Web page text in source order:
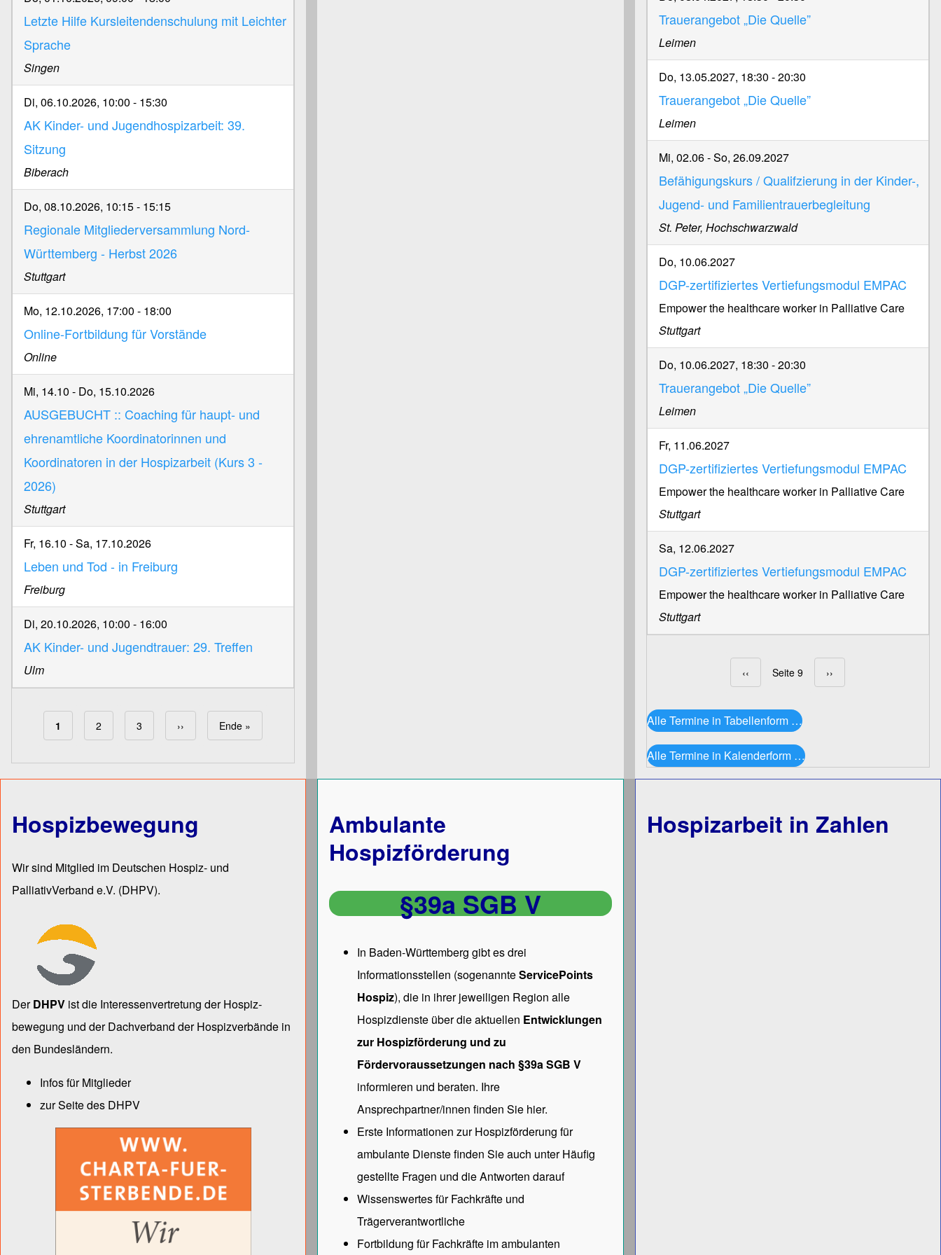
Letzte Hilfe Kursleitendenschulung mit Leichter
Sprache
Singen
Di, 06.10.2026, 10:00 - 15:30
AK Kinder- und Jugendhospizarbeit: 39.
Sitzung
Biberach
Do, 08.10.2026, 10:15- 15:15
Regionale Mitgliederversammlung Nord-
Württemberg - Herbst 2026
Stuttgart
Mo, 12.10.2026, 17:00 - 18:00
Online-Fortbildung für Vorstände
Online
Mi, 14.10 - Do, 15.10.2026
AUSGEBUCHT :: Coaching für haupt- und
ehrenamtliche Koordinatorinnen und
Koordinatoren in der Hospizarbeit (Kurs 3 -
2026)
Stuttgart
Fr, 16.10 -Sa, 17.10.2026
Leben und Tod - in Freiburg
Freiburg
Di, 20.10.2026, 10:00 - 16:00
AK Kinder- und Jugendtrauer: 29. Treffen
Ulm
Seitennummerierung
Aktuelle Seite
1 Page
2 Page
3 Nächste Seite
›› Letzte Seite
Ende »
Trauerangebot „Die Quelle”
Leimen
Do, 13.05.2027, 18:30 -20:30
Trauerangebot „Die Quelle”
Leimen
Mi, 02.06-So, 26.09.2027
Befähigungskurs / Qualifzierung in der Kinder-,
Jugend- und Familientrauerbegleitung
St. Peter, Hochschwarzwald
Do, 10.06.2027
DGP-zertifiziertes Vertiefungsmodul EMPAC
Empower the healthcare worker in Palliative Care
Stuttgart
Do, 10.06.2027, 18:30 -20:30
Trauerangebot „Die Quelle”
Leimen
Fr, 11.06.2027
DGP-zertifiziertes Vertiefungsmodul EMPAC
Empower the healthcare worker in Palliative Care
Stuttgart
Sa, 12.06.2027
DGP-zertifiziertes Vertiefungsmodul EMPAC
Empower the healthcare worker in Palliative Care
Stuttgart
Seitennummerierung
Vorherige Seite
‹‹ Seite 9 Nächste Seite
››
Alle Termine in Tabellenform …
Alle Termine in Kalenderform …
Hospizbewegung
Wir sind Mitglied im Deutschen Hospiz- und
PalliativVerband e.V. (DHPV).
DerDHPV ist die Inter­essen­ver­tre­tung der Hospiz­
bewegung und der Dach­verband der Hospiz­verbände in
den Bun­des­län­dern.
Infos für Mitglieder
zur Seite des DHPV
Ambulante
Hospizförderung
§39a SGB V
In Baden-Württemberg gibt es drei
Informationsstellen (sogenannteServicePoints
Hospiz), die in ihrer jeweiligen Region alle
Hospizdienste über die aktuellen Entwicklungen
zur Hospizförderung und zu
Fördervoraussetzungen nach §39a SGB V
informieren und beraten. Ihre
Ansprechpartner/innenfinden Sie hier.
Erste Informationen zur Hospizförderung für
ambulante Dienste finden Sie auch unterHäufig
gestellte Fragen und die Antworten darauf
Wissenswertes für Fachkräfte und
Trägerverantwortliche
Fortbildung für Fachkräfte im ambulanten
Hospizarbeit in Zahlen